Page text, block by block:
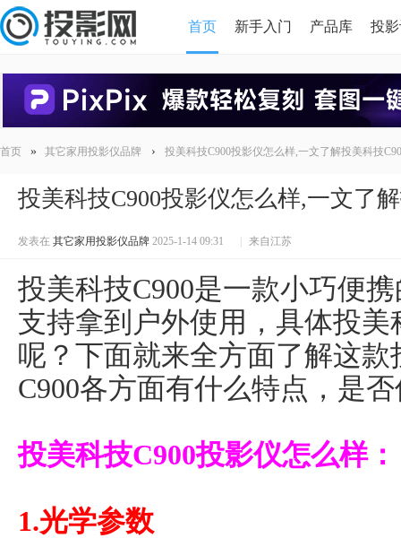
首页 新手入门 产品库 投
首页 » 其它家用投影仪品牌 › 投美科技C900投影仪怎么样,一文了解投美科技
投美科技C900投影仪怎么样,一文了
发表在 其它家用投影仪品牌 2025-1-14 09:31 来自江苏
投美科技C900是一款小巧便
支持拿到户外使用，具体投美
呢？下面就来全方面了解这
C900各方面有什么特点，是
投美科技C900投影仪怎么样：
1.光学参数